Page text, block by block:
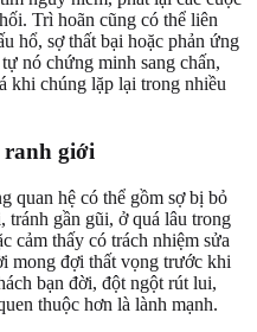
Trì hoãn cũng có thể liên
hổ, sợ thất bại hoặc phản ứng
nó chứng minh sang chấn,
khi chúng lặp lại trong nhiều
ranh giới
quan hệ có thể gồm sợ bị bỏ
gần gũi, ở quá lâu trong
cảm thấy có trách nhiệm sửa
mong đợi thất vọng trước khi
bạn đời, đột ngột rút lui,
thuộc hơn là lành mạnh.